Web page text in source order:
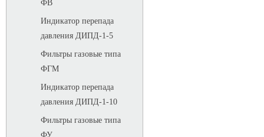
ФВ
Индикатор перепада
давления ДИПД-1-5
Фильтры газовые типа
ФГМ
Индикатор перепада
давления ДИПД-1-10
Фильтры газовые типа
ФУ